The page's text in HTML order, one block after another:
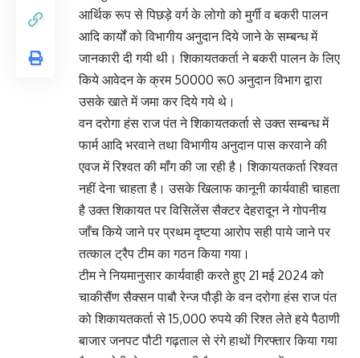
आर्थिक रूप से पिछड़े वर्ग के लोगो को मुर्गी व बकरी पालन
आदि कार्यों को विभागीय अनुदान दिये जाने के सम्बन्ध में
जानकारी दी गयी थी। शिकायतकर्ता ने बकरी पालन के लिए
किये आवेदन के क्रम 50000 रू0 अनुदान विभाग द्वारा
उसके खाते में जमा कर दिये गये थे।
वन दरोगा हंस राज पंत ने शिकायतकर्ता से उक्त सम्बन्ध में
फार्म आदि भरवाने तथा विभागीय अनुदान पास करवाने की
एवज में रिश्वत की माँग की जा रही है। शिकायतकर्ता रिश्वत
नहीं देना चाहता है। उसके खिलाफ कानूनी कार्यवाही चाहता
है उक्त शिकायत पर विसिलेंस सैक्टर देहरादून ने गोपनीय
जाँच किये जाने पर प्रथम दृष्टया आरोप सही पाये जाने पर
तत्काल ट्रैप टीम का गठन किया गया।
टीम ने नियमानुसार कार्यवाही करते हुए 21 मई 2024 को
चाकीसैंण सैक्सन पाबौ रेन्ज पौड़ी के वन दरोगा हंस राज पंत
को शिकायतकर्ता से 15,000 रुपये की रिश्त लेते हये पैठाणी
बाजार जनपट पौटी गढ़ताल से रंगे हाथों गिरफ्तार किया गया